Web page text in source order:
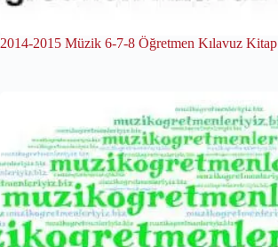
2014-2015 Müzik 6-7-8 Öğretmen Kılavuz Kitap